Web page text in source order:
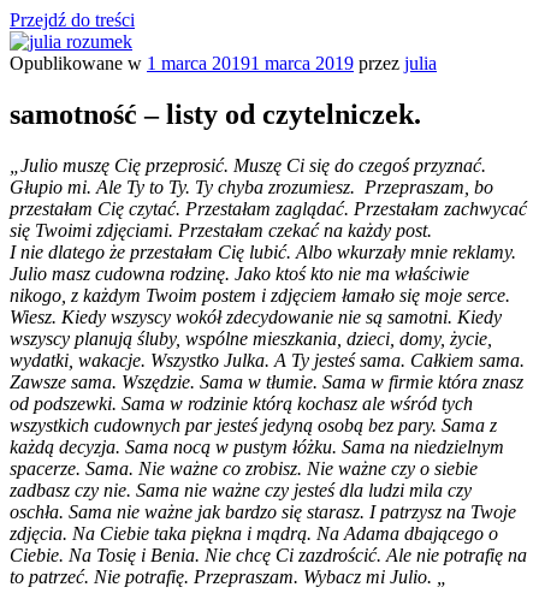
Przejdź do treści
Opublikowane w 1 marca 20191 marca 2019 przez julia
samotność – listy od czytelniczek.
„Julio muszę Cię przeprosić. Muszę Ci się do czegoś przyznać.
Głupio mi. Ale Ty to Ty. Ty chyba zrozumiesz. Przepraszam, bo
przestałam Cię czytać. Przestałam zaglądać. Przestałam zachwycać
się Twoimi zdjęciami. Przestałam czekać na każdy post.
I nie dlatego że przestałam Cię lubić. Albo wkurzały mnie reklamy.
Julio masz cudowna rodzinę. Jako ktoś kto nie ma właściwie
nikogo, z każdym Twoim postem i zdjęciem łamało się moje serce.
Wiesz. Kiedy wszyscy wokół zdecydowanie nie są samotni. Kiedy
wszyscy planują śluby, wspólne mieszkania, dzieci, domy, życie,
wydatki, wakacje. Wszystko Julka. A Ty jesteś sama. Całkiem sama.
Zawsze sama. Wszędzie. Sama w tłumie. Sama w firmie która znasz
od podszewki. Sama w rodzinie którą kochasz ale wśród tych
wszystkich cudownych par jesteś jedyną osobą bez pary. Sama z
każdą decyzja. Sama nocą w pustym łóżku. Sama na niedzielnym
spacerze. Sama. Nie ważne co zrobisz. Nie ważne czy o siebie
zadbasz czy nie. Sama nie ważne czy jesteś dla ludzi mila czy
oschła. Sama nie ważne jak bardzo się starasz. I patrzysz na Twoje
zdjęcia. Na Ciebie taka piękna i mądrą. Na Adama dbającego o
Ciebie. Na Tosię i Benia. Nie chcę Ci zazdrościć. Ale nie potrafię na
to patrzeć. Nie potrafię. Przepraszam. Wybacz mi Julio. „